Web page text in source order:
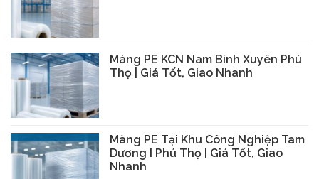
Màng PE KCN Nam Bình Xuyên Phú
Thọ | Giá Tốt, Giao Nhanh
Màng PE Tại Khu Công Nghiệp Tam
Dương I Phú Thọ | Giá Tốt, Giao
Nhanh